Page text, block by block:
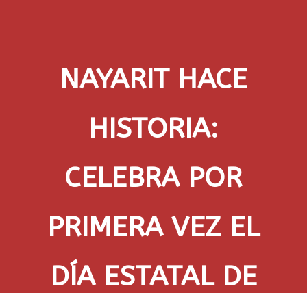
NAYARIT HACE
HISTORIA:
CELEBRA POR
PRIMERA VEZ EL
DÍA ESTATAL DE